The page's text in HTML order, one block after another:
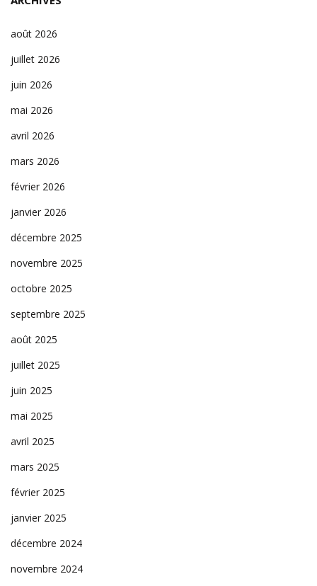
août 2026
juillet 2026
juin 2026
mai 2026
avril 2026
mars 2026
février 2026
janvier 2026
décembre 2025
novembre 2025
octobre 2025
septembre 2025
août 2025
juillet 2025
juin 2025
mai 2025
avril 2025
mars 2025
février 2025
janvier 2025
décembre 2024
novembre 2024